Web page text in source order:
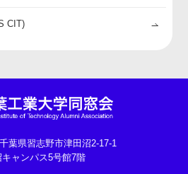
CIT)
葉県習志野市津田沼2-17-1
ャンパス5号館7階